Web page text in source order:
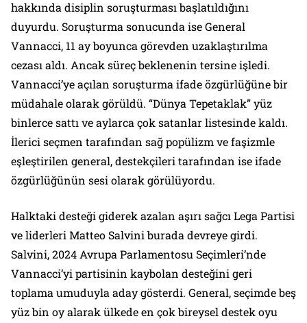
hakkında disiplin soruşturması başlatıldığını
duyurdu. Soruşturma sonucunda ise General
Vannacci, 11 ay boyunca görevden uzaklaştırılma
cezası aldı. Ancak süreç beklenenin tersine işledi.
Vannacci’ye açılan soruşturma ifade özgürlüğüne bir
müdahale olarak görüldü. “Dünya Tepetaklak” yüz
binlerce sattı ve aylarca çok satanlar listesinde kaldı.
İlerici seçmen tarafından sağ popülizm ve faşizmle
eşleştirilen general, destekçileri tarafından ise ifade
özgürlüğünün sesi olarak görülüyordu.
Halktaki desteği giderek azalan aşırı sağcı Lega Partisi
ve liderleri Matteo Salvini burada devreye girdi.
Salvini, 2024 Avrupa Parlamentosu Seçimleri’nde
Vannacci’yi partisinin kaybolan desteğini geri
toplama umuduyla aday gösterdi. General, seçimde beş
yüz bin oy alarak ülkede en çok bireysel destek oyu